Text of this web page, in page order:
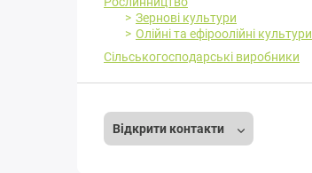
Зернові культури
Олійні та ефіроолійні культури
Сільськогосподарські виробники
Відкрити контакти